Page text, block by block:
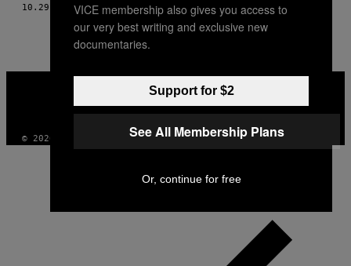
10.29.14 BYARIELLE PARDES
VICE
INSTAGRAM
TIKTOKYOUTUBE
© 2026 VICE DIGITAL PUBLISHING, LLC
VICE membership also gives you access to
our very best writing and exclusive new
documentaries.
Support for $2
See All Membership Plans
Or, continue for free